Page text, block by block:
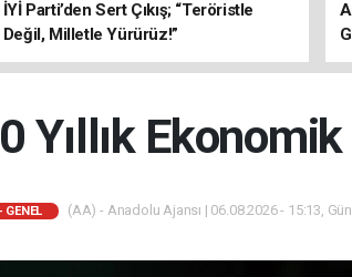
İYİ Parti’den Sert Çıkış; “Teröristle
Değil, Milletle Yürürüz!”
Yıllık
GENEL (AA) - Anadolu Ajansı | 06.08.2026 - 15:13,